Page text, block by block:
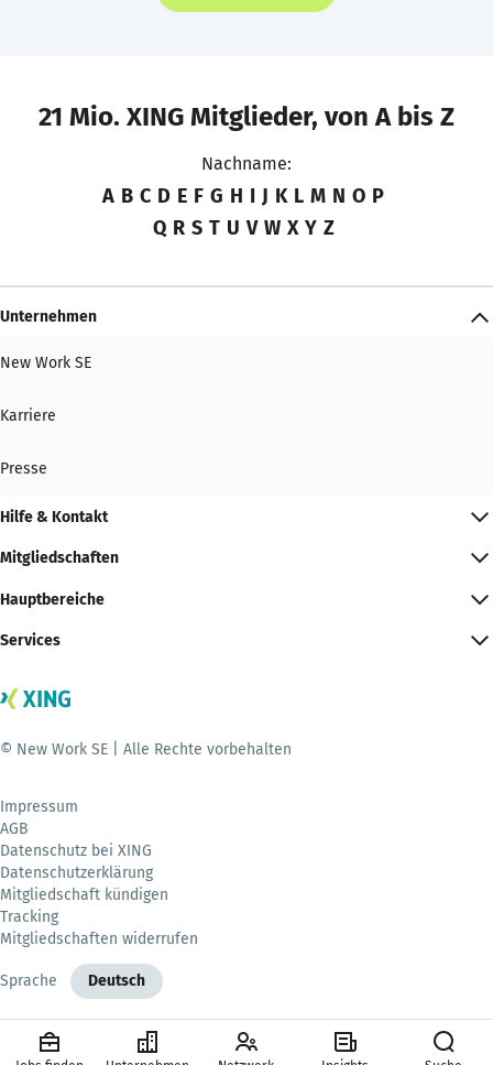
21 Mio. XING Mitglieder, von A bis Z
Nachname:
A B C D E F G H I J K L M N O P
Q R S T U V W X Y Z
Unternehmen
New Work SE
Karriere
Presse
Hilfe & Kontakt
Mitgliedschaften
Hauptbereiche
Services
© New Work SE | Alle Rechte vorbehalten
Impressum
AGB
Datenschutz bei XING
Datenschutzerklärung
Mitgliedschaft kündigen
Tracking
Mitgliedschaften widerrufen
Sprache Deutsch